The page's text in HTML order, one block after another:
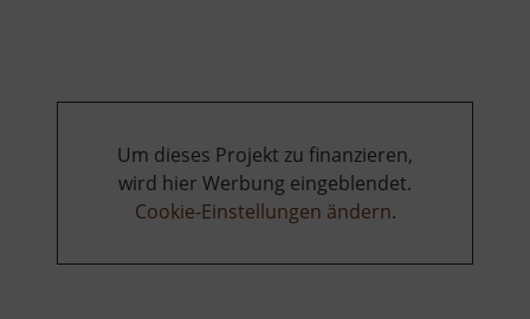
Um dieses Projekt zu finanzieren,
wird hier Werbung eingeblendet.
Cookie-Einstellungen ändern.